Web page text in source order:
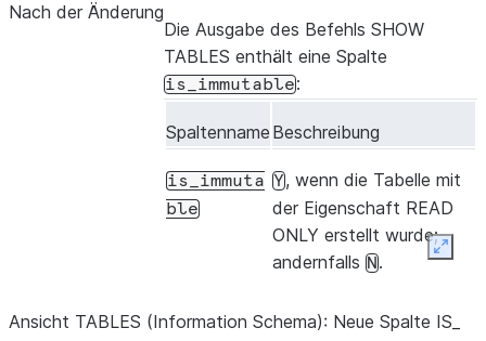
Nach der Änderung
Die Ausgabe des Befehls SHOW
TABLES enthält eine Spalte
is_immutable:
Spaltenname Beschreibung
is_immuta
ble
Y, wenn die Tabelle mit
der Eigenschaft READ
ONLY erstellt wurde;
andernfalls N.
Ansicht TABLES (Information Schema): Neue Spalte IS_